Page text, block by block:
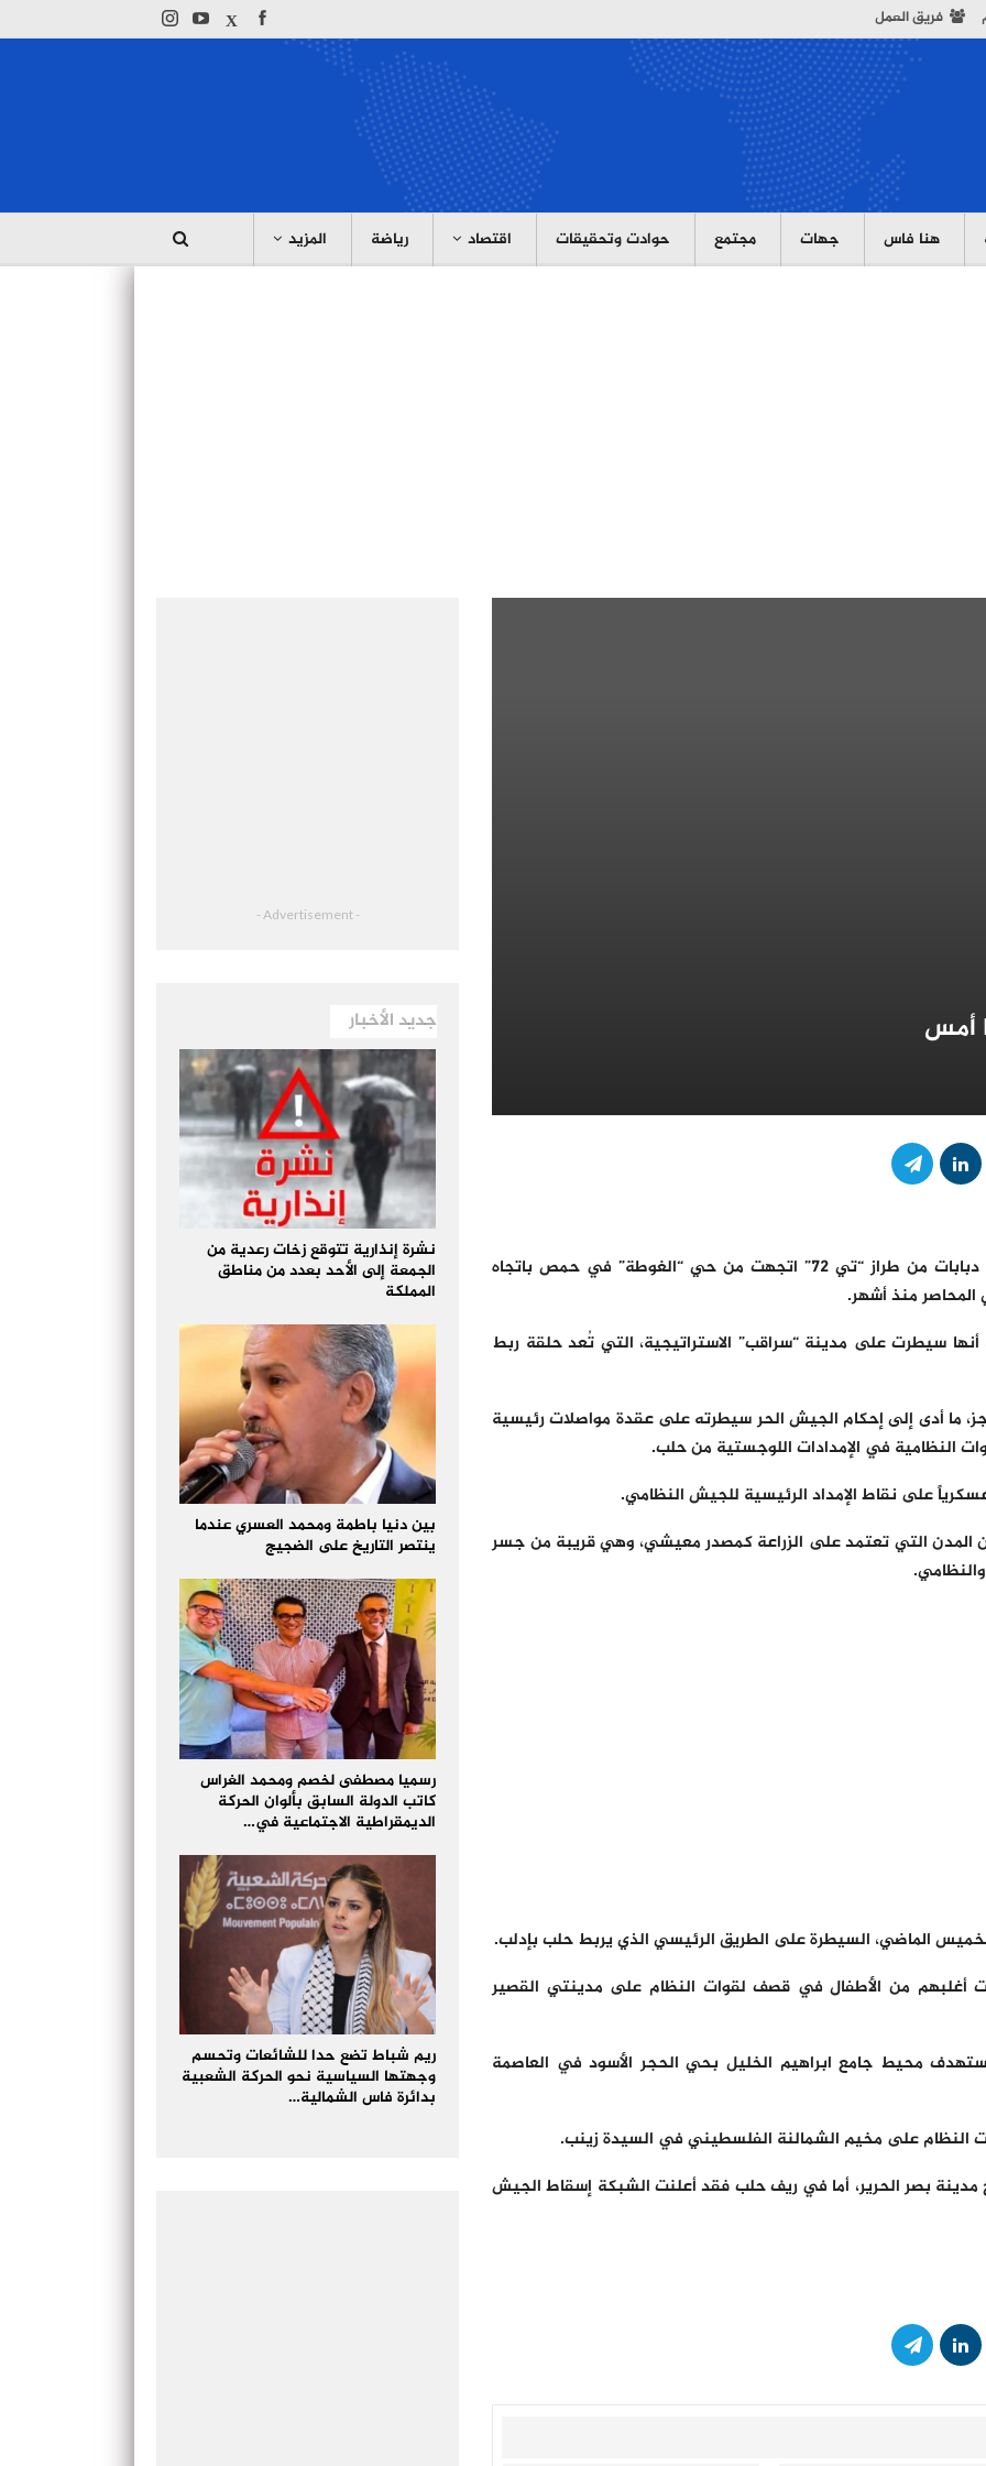
فريق العمل
هنا فاس جهات مجتمع حوادت وتحقيقات اقتصاد رياضة المزيد
من جهة أخرى، قال ناشط “إن 14 مصفحة وعدة دبابات من طراز “تي 72” اتجهت من حي “الغوطة” في حمص باتجاه
المحاصر منذ أشهر.
سيطرت على مدينة “سراقب” الاستراتيجية، التي تُعد حلقة ربط
ما أدى إلى إحكام الجيش الحر سيطرته على عقدة مواصلات رئيسية
النظامية في الإمدادات اللوجستية من حلب.
على نقاط الإمداد الرئيسية للجيش النظامي.
شخص، وتعتبر من المدن التي تعتمد على الزراعة كمصدر معيشي، وهي قريبة من جسر
الماضي، السيطرة على الطريق الرئيسي الذي يربط حلب بإدلب.
أغلبهم من الأطفال في قصف لقوات النظام على مدينتي القصير
محيط جامع ابراهيم الخليل بحي الحجر الأسود في العاصمة
على مخيم الشمالنة الفلسطيني في السيدة زينب.
مدينة بصر الحرير، أما في ريف حلب فقد أعلنت الشبكة إسقاط الجيش
- Advertisement -
جديد الأخبار
نشرة إنذارية تتوقع زخات رعدية من
الجمعة إلى الأحد بعدد من مناطق
المملكة
بين دنيا باطمة ومحمد العسري عندما
ينتصر التاريخ على الضجيج
رسميا مصطفى لخصم ومحمد الغراس
كاتب الدولة السابق بألوان الحركة
الديمقراطية الاجتماعية في…
ريم شباط تضع حدا للشائعات وتحسم
وجهتها السياسية نحو الحركة الشعبية
بدائرة فاس الشمالية…